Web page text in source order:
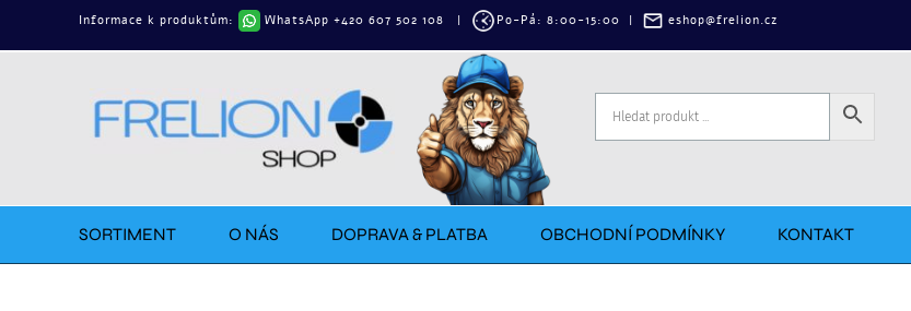
Informace k produktům: WhatsApp +420 607 502 108 | ‌Po-Pá: 8:00-15:00 | eshop@frelion.cz
SORTIMENT O NÁS DOPRAVA & PLATBA OBCHODNÍ PODMÍNKY KONTAKT